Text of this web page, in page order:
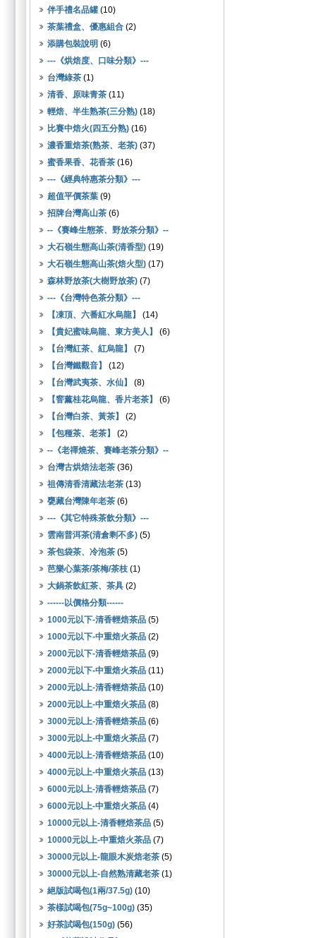
伴手禮名品罐(10)
茶葉禮盒、優惠組合 (2)
添購包裝說明 (6)
---《烘焙度、口味分類》---
台灣綠茶 (1)
清香、原味青茶 (11)
輕焙、半生熟茶(三分熟) (18)
比賽中焙火(四五分熟) (16)
濃香重焙茶(熟茶、老茶) (37)
蜜香果香、花香茶 (16)
---《經典特惠茶分類》---
超值平價茶葉 (9)
招牌台灣高山茶 (6)
--《賽峰生態茶、野放茶分類》--
大石嶺生態高山茶(清香型) (19)
大石嶺生態高山茶(焙火型) (17)
森林野放茶(大樹野放茶) (7)
---《台灣特色茶分類》---
【凍頂、六番紅水烏龍】
(14)
【貴妃蜜味烏龍、東方美人】
(6)
【台灣紅茶、紅烏龍】
(7)
【台灣鐵觀音】
(12)
【台灣武夷茶、水仙】
(8)
【窨薰桂花烏龍、香片老茶】
(6)
【台灣白茶、黃茶】
(2)
【包種茶、老茶】
(2)
--《老禪燒茶、賽峰老茶分類》--
台灣古烘焙法老茶 (36)
祖傳清香清藏法老茶 (13)
甕藏台灣陳年老茶 (6)
---《其它特殊茶飲分類》---
雲南普洱茶(清倉剩不多) (5)
茶包袋茶、冷泡茶 (5)
芭樂心葉茶/茶梅/茶枝 (1)
大鍋茶飲紅茶、茶具 (2)
------以價格分類------
1000元以下-清香輕焙茶品 (5)
1000元以下-中重焙火茶品 (2)
2000元以下-清香輕焙茶品 (9)
2000元以下-中重焙火茶品 (11)
2000元以上-清香輕焙茶品 (10)
2000元以上-中重焙火茶品 (8)
3000元以上-清香輕焙茶品 (6)
3000元以上-中重焙火茶品 (7)
4000元以上-清香輕焙茶品 (10)
4000元以上-中重焙火茶品 (13)
6000元以上-清香輕焙茶品 (7)
6000元以上-中重焙火茶品 (4)
10000元以上-清香輕焙茶品 (5)
10000元以上-中重焙火茶品 (7)
30000元以上-龍眼木炭焙老茶 (5)
30000元以上-自然熟清藏老茶 (1)
絕版試喝包(1兩/37.5g) (10)
茶樣試喝包(75g~100g) (35)
好茶試喝包(150g) (56)